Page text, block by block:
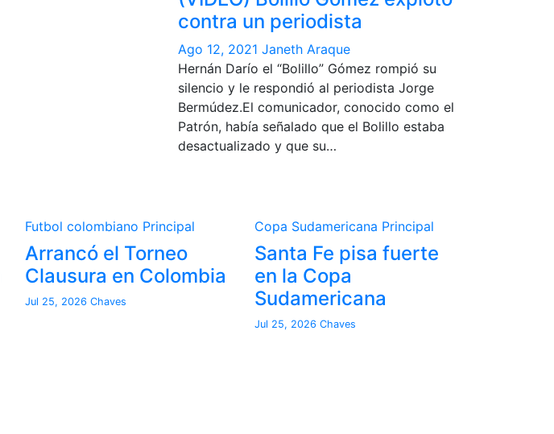
contra un periodista
Ago 12, 2021 Janeth Araque
Hernán Darío el “Bolillo” Gómez rompió su
silencio y le respondió al periodista Jorge
Bermúdez.El comunicador, conocido como el
Patrón, había señalado que el Bolillo estaba
desactualizado y que su…
Futbol colombiano Principal
Arrancó el Torneo
Clausura en Colombia
Jul 25, 2026 Chaves
Copa Sudamericana Principal
Santa Fe pisa fuerte
en la Copa
Sudamericana
Jul 25, 2026 Chaves